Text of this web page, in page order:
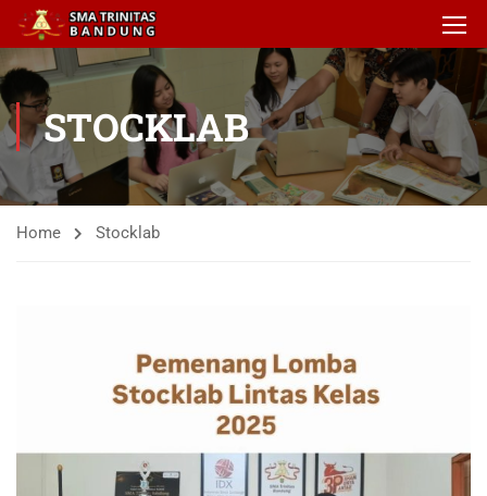
STOCKLAB
Home Stocklab